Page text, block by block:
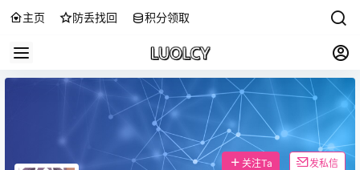
主页 防丢找回 积分领取
关注Ta 发私信